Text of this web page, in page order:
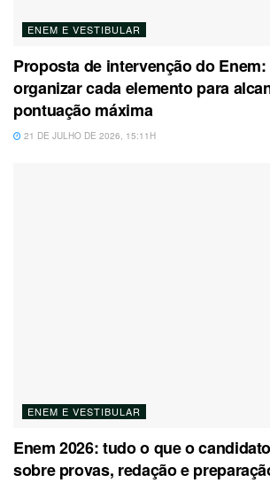
ENEM E VESTIBULAR
Proposta de intervenção do
organizar cada elemento para
pontuação máxima
21 DE JULHO DE 2026, 15:11H
ENEM E VESTIBULAR
Enem 2026: tudo o que o
sobre provas, redação e